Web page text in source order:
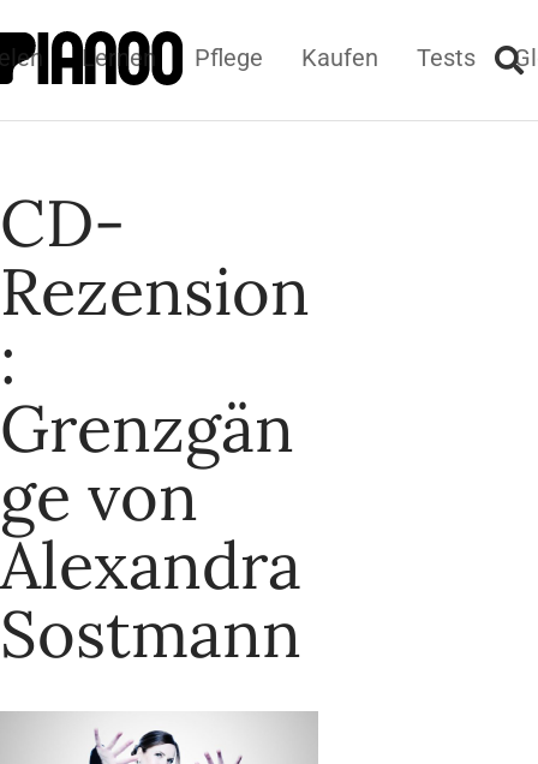
Lernen Pflege Kaufen Tests
CD-
Rezension
:
Grenzgän
ge von
Alexandra
Sostmann